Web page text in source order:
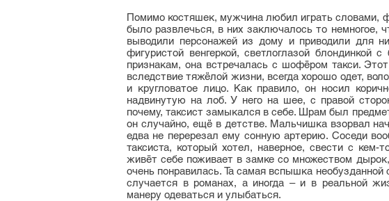
Помимо костяшек, мужчина любил играть словами,
было развлечься, в них заключалось то немногое,
выводили персонажей из дому и приводили для
фигуристой венгеркой, светлоглазой
признакам, она встречалась с шофёром такси.
вследствие тяжёлой жизни, всегда хорошо одет,
и кругловатое лицо. Как правило, он носил
надвинутую на лоб. У него на шее, с правой
почему, таксист замыкался в себе. Шрам был
он случайно, ещё в детстве. Мальчишка взорвал
едва не перерезал ему сонную артерию. Соседи
таксиста, который хотел, наверное, свести с
живёт себе поживает в замке со множеством
очень понравилась. Та самая вспышка
случается в романах, а иногда – и в реальной
манеру одеваться и улыбаться.